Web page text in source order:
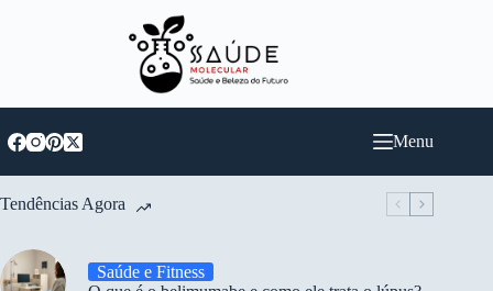
Menu
Tendências Agora
Saúde e Fitness